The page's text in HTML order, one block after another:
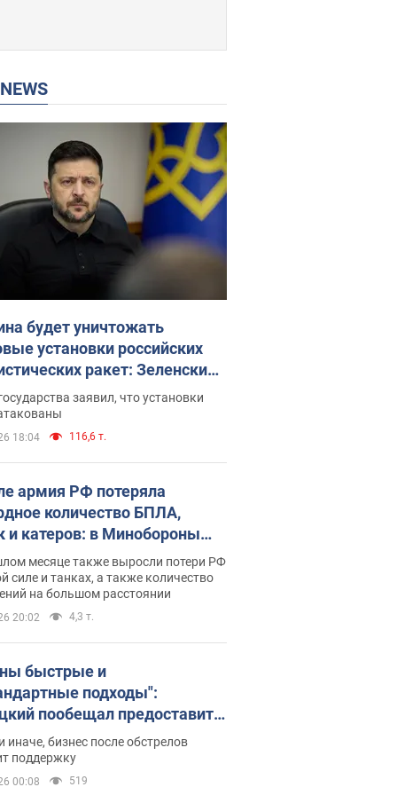
NEWS
будет уничтожать
установки российских
ракет: Зеленский
заседание СНБО
заявил, что установки
18:04 116,6 т.
армия РФ потеряла
количество БПЛА,
и катеров: в Минобороны
статистику
месяце также выросли потери РФ
силе и танках, а также количество
на большом расстоянии
20:02 4,3 т.
быстрые и
подходы":
пообещал предоставить
приоритетный доступ к
складским
иначе, бизнес после обстрелов
поддержку
00:08 519